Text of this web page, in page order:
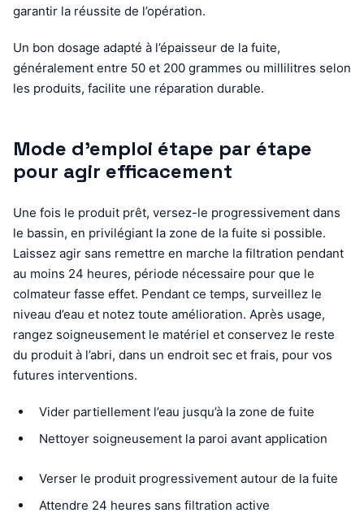
garantir la réussite de l’opération.
Un bon dosage adapté à l’épaisseur de la fuite,
généralement entre 50 et 200 grammes ou millilitres selon
les produits, facilite une réparation durable.
Mode d’emploi étape par étape
pour agir efficacement
Une fois le produit prêt, versez-le progressivement dans
le bassin, en privilégiant la zone de la fuite si possible.
Laissez agir sans remettre en marche la filtration pendant
au moins 24 heures, période nécessaire pour que le
colmateur fasse effet. Pendant ce temps, surveillez le
niveau d’eau et notez toute amélioration. Après usage,
rangez soigneusement le matériel et conservez le reste
du produit à l’abri, dans un endroit sec et frais, pour vos
futures interventions.
Vider partiellement l’eau jusqu’à la zone de fuite
Nettoyer soigneusement la paroi avant application
Verser le produit progressivement autour de la fuite
Attendre 24 heures sans filtration active